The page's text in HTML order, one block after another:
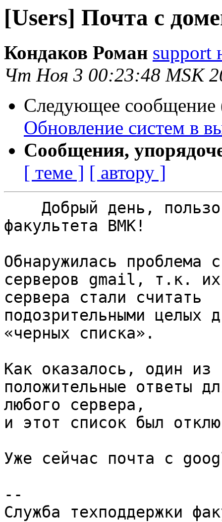
[Users] Почта с
Кондаков Роман support
Чт Ноя 3 00:23:48 MSK
Следующее сообщение
Обновление систем в
Сообщения,
[ теме ] [ автору ]
факультета ВМК!
Обнаружилась проблема
серверов gmail, т.к.
сервера стали считать
подозрительными целых
«черных списка».
Как оказалось, один из
положительные ответы
любого сервера,
и этот список был
Уже сейчас почта с
--
Служба техподдержки